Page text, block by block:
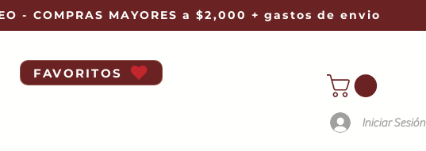
- COMPRAS MAYORES a $2,000 + gastos de envio
FAVORITOS
Iniciar Sesión